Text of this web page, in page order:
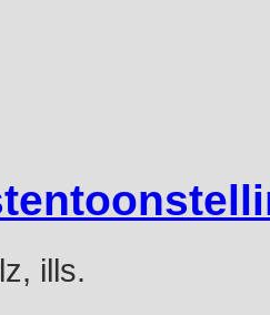
ills.